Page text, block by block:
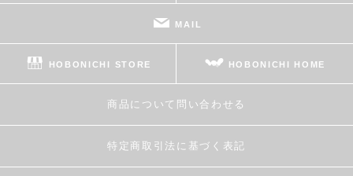
MAIL
HOBONICHI STORE HOBONICHI HOME
商品について問い合わせる
特定商取引法に基づく表記